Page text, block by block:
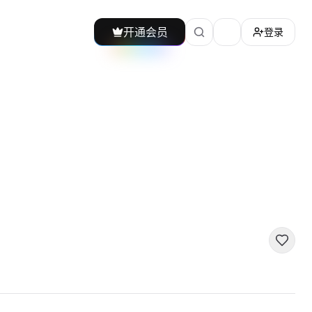
开通会员 加载主题切换
登录